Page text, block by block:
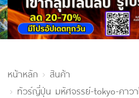
หน้าหลัก
สินค้า
ทัวร์ญี่ปุ่น มหัศจรรย์-tokyo-คาวาโ